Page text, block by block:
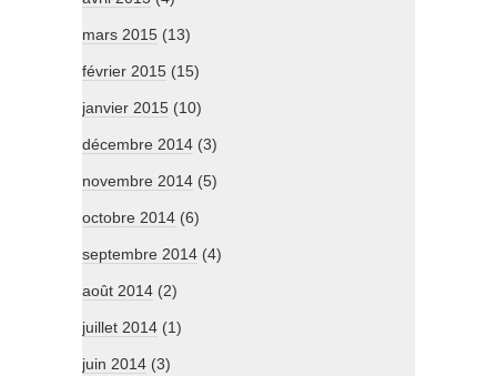
mars 2015 (13)
février 2015 (15)
janvier 2015 (10)
décembre 2014 (3)
novembre 2014 (5)
octobre 2014 (6)
septembre 2014 (4)
août 2014 (2)
juillet 2014 (1)
juin 2014 (3)